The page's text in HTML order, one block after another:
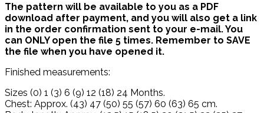
The pattern will be available to you as a PDF
download after payment, and you will also get a link
in the order confirmation sent to your e-mail. You
can ONLY open the file 5 times. Remember to SAVE
the file when you have opened it.
Finished measurements:
Sizes (0) 1 (3) 6 (9) 12 (18) 24 Months.
Chest: Approx. (43) 47 (50) 55 (57) 60 (63) 65 cm.